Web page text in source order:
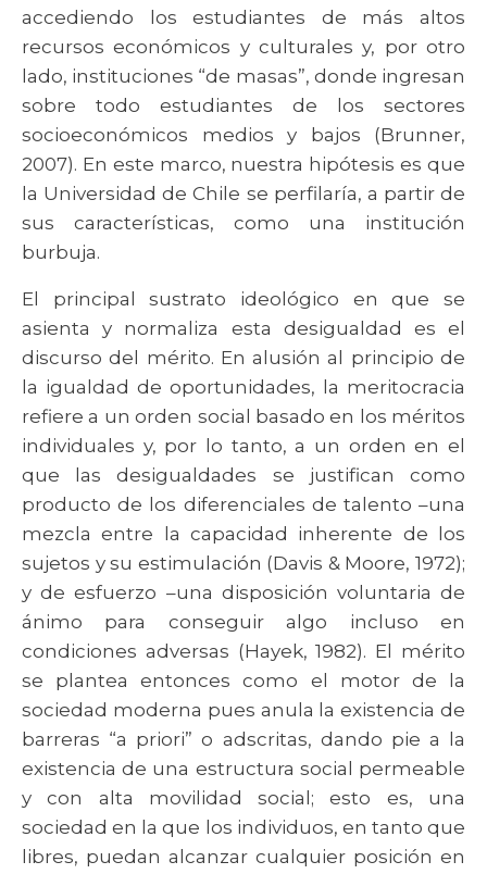
accediendo los estudiantes de más altos
recursos económicos y culturales y, por otro
lado, instituciones “de masas”, donde ingresan
sobre todo estudiantes de los sectores
socioeconómicos medios y bajos (Brunner,
2007). En este marco, nuestra hipótesis es que
la Universidad de Chile se perfilaría, a partir de
sus características, como una institución
burbuja.
El principal sustrato ideológico en que se
asienta y normaliza esta desigualdad es el
discurso del mérito. En alusión al principio de
la igualdad de oportunidades, la meritocracia
refiere a un orden social basado en los méritos
individuales y, por lo tanto, a un orden en el
que las desigualdades se justifican como
producto de los diferenciales de talento –una
mezcla entre la capacidad inherente de los
sujetos y su estimulación (Davis & Moore, 1972);
y de esfuerzo –una disposición voluntaria de
ánimo para conseguir algo incluso en
condiciones adversas (Hayek, 1982). El mérito
se plantea entonces como el motor de la
sociedad moderna pues anula la existencia de
barreras “a priori” o adscritas, dando pie a la
existencia de una estructura social permeable
y con alta movilidad social; esto es, una
sociedad en la que los individuos, en tanto que
libres, puedan alcanzar cualquier posición en